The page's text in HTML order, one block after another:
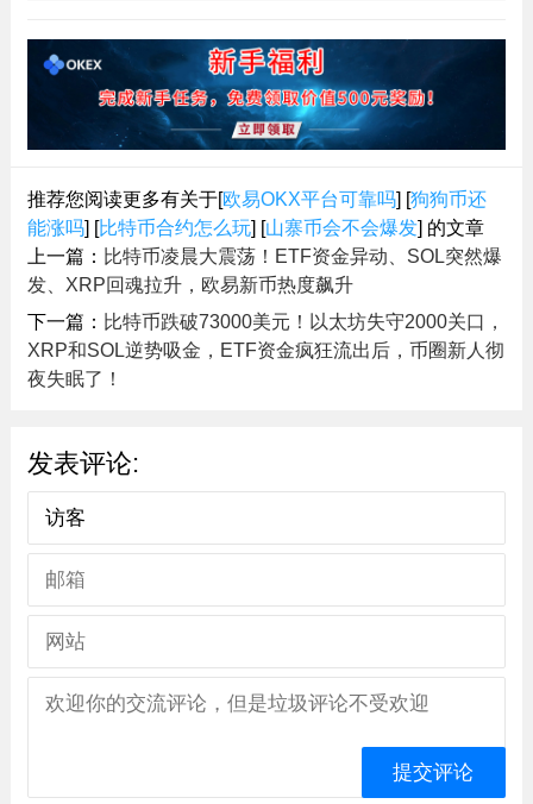
推荐您阅读更多有关于[欧易OKX平台可靠吗] [狗狗币还
能涨吗] [比特币合约怎么玩] [山寨币会不会爆发] 的文章
上一篇： 比特币凌晨大震荡！ETF资金异动、SOL突然爆
发、XRP回魂拉升，欧易新币热度飙升
下一篇： 比特币跌破73000美元！以太坊失守2000关口，
XRP和SOL逆势吸金，ETF资金疯狂流出后，币圈新人彻
夜失眠了！
发表评论: